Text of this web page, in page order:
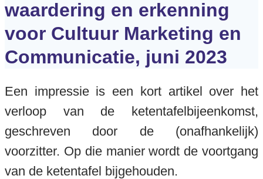
waardering en erkenning
voor Cultuur Marketing en
Communicatie, juni 2023
Een impressie is een kort artikel over het
verloop van de ketentafelbijeenkomst,
geschreven door de (onafhankelijk)
voorzitter. Op die manier wordt de voortgang
van de ketentafel bijgehouden.